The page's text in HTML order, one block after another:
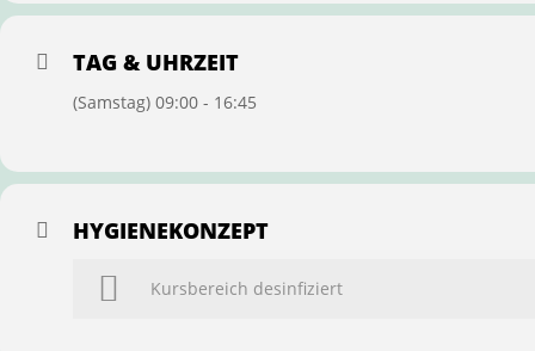
TAG & UHRZEIT
(Samstag) 09:00 - 16:45
HYGIENEKONZEPT
Kursbereich desinfiziert